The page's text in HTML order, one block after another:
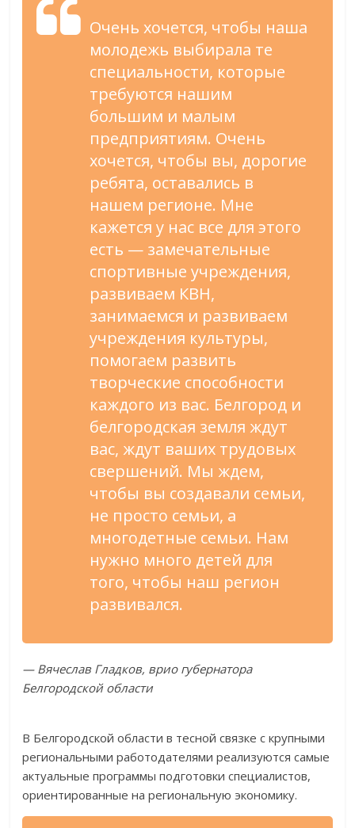
Очень хочется, чтобы наша
молодежь выбирала те
специальности, которые
требуются нашим
большим и малым
предприятиям. Очень
хочется, чтобы вы, дорогие
ребята, оставались в
нашем регионе. Мне
кажется у нас все для этого
есть — замечательные
спортивные учреждения,
развиваем КВН,
занимаемся и развиваем
учреждения культуры,
помогаем развить
творческие способности
каждого из вас. Белгород и
белгородская земля ждут
вас, ждут ваших трудовых
свершений. Мы ждем,
чтобы вы создавали семьи,
не просто семьи, а
многодетные семьи. Нам
нужно много детей для
того, чтобы наш регион
развивался.
— Вячеслав Гладков, врио губернатора
Белгородской области
В Белгородской области в тесной связке с крупными
региональными работодателями реализуются самые
актуальные программы подготовки специалистов,
ориентированные на региональную экономику.